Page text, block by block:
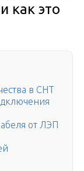
как это
в СНТ
от ЛЭП